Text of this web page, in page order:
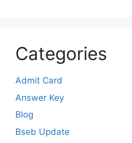
Categories
Admit Card
Answer Key
Blog
Bseb Update